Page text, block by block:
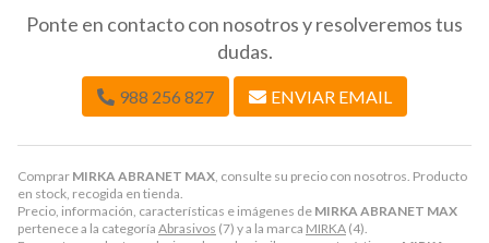
Comprar MIRKA ABRANET MAX, consulte su precio con nosotros. Producto
en stock, recogida en tienda.
Precio, información, características e imágenes de MIRKA ABRANET MAX
pertenece a la categoría Abrasivos (7) y a la marca MIRKA (4).
Ponte en contacto con nosotros y resolveremos tus
dudas.
988 256 827 ENVIAR EMAIL